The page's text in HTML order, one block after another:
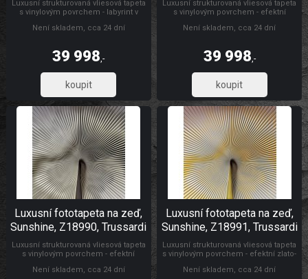
Luxusní strukturovaná vliesová tapeta
s vinylovým povrchem - labyrint v
pouze ilustrační - odlišné barvy. 3 díly
Není skladem, cca 24 dní
39 998,-
33 056,20
Luxusní strukturovaná vliesová tapeta
s vinylovým povrchem - efektní
díly 1x3m. Tapety Yara Trussardi
Není skladem, cca 24 dní
39 998,-
33 056,20
Luxusní fototapeta na zeď,
Sunshine, Z18990, Trussardi
7, Zambaiti Parati
Luxusní strukturovaná vliesová tapeta
s vinylovým povrchem - efektní
Foto interiéru je pouze ilustrační -
Není skladem, cca 24 dní
Luxusní fototapeta na zeď,
Sunshine, Z18991, Trussardi
7, Zambaiti Parati
Luxusní strukturovaná vliesová tapeta
s vinylovým povrchem - efektní zlato-
ilustrační - odlišné barvy. 3 díly 1x3m.
Není skladem, cca 24 dní